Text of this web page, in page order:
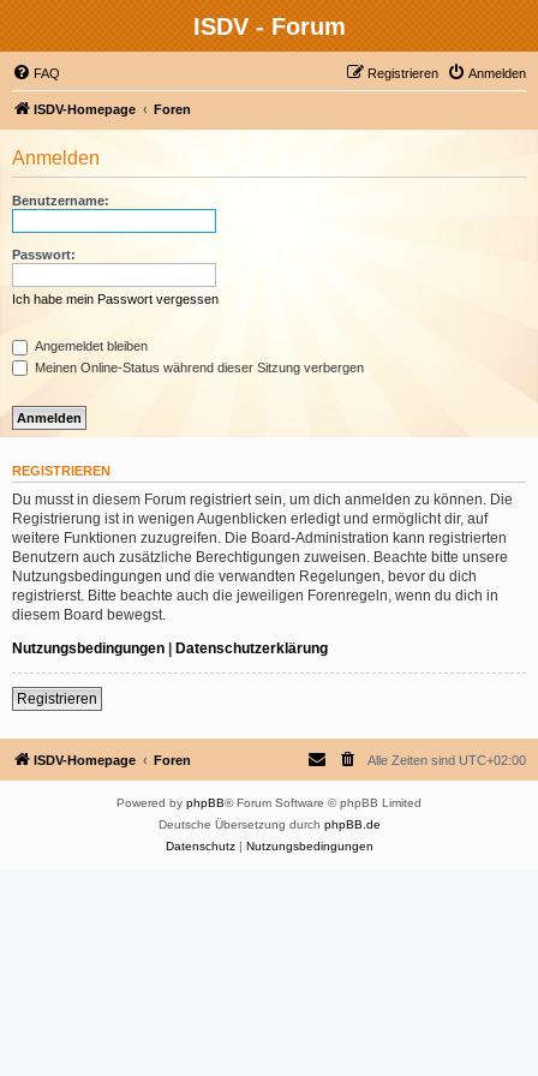
ISDV - Forum
FAQ Anmelden
Registrieren
ISDV-Homepage Foren
Anmelden
Benutzername:
Passwort:
Ich habe mein Passwort vergessen
Angemeldet bleiben
Meinen Online-Status während dieser Sitzung verbergen
REGISTRIEREN
Du musst in diesem Forum registriert sein, um dich anmelden zu können. Die
Registrierung ist in wenigen Augenblicken erledigt und ermöglicht dir, auf
weitere Funktionen zuzugreifen. Die Board-Administration kann registrierten
Benutzern auch zusätzliche Berechtigungen zuweisen. Beachte bitte unsere
Nutzungsbedingungen und die verwandten Regelungen, bevor du dich
registrierst. Bitte beachte auch die jeweiligen Forenregeln, wenn du dich in
diesem Board bewegst.
Nutzungsbedingungen | Datenschutzerklärung
Registrieren
ISDV-Homepage Foren Alle Zeiten sind UTC+02:00
Powered by phpBB® Forum Software © phpBB Limited
Deutsche Übersetzung durch phpBB.de
Datenschutz| Nutzungsbedingungen